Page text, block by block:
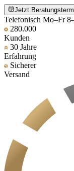
Jetzt
Telefonisch Mo–Fr
280.000
Kunden
30 Jahre
Erfahrung
Sicherer
Versand